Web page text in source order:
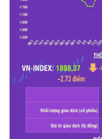
Y TẾ
KHOA HỌC - CÔNG
MÔI TRƯỜNG
KIỂM CHỨNG